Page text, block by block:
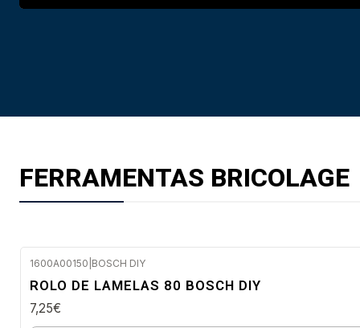
FERRAMENTAS BRICOLAGE
1600A00150 BOSCH DIY
ROLO DE LAMELAS 80 BOSCH DIY
7,25€